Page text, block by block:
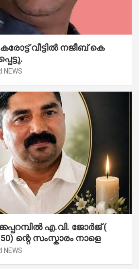
വീട്ടിൽ നജീബ് കെ
NEWS
എ.​വി. ജോ​ർ​ജ് (
ന്റെ സംസ്കാരം നാളെ
NEWS